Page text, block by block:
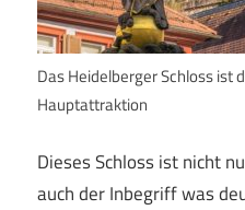
Das Heidelberger Schloss ist
Hauptattraktion
Dieses Schloss ist nicht
auch der Inbegriff was